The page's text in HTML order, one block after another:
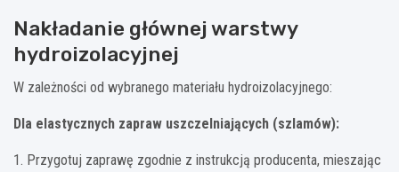
Nakładanie głównej warstwy
hydroizolacyjnej
W zależności od wybranego materiału hydroizolacyjnego:
Dla elastycznych zapraw uszczelniających (szlamów):
1. Przygotuj zaprawę zgodnie z instrukcją producenta, mieszając